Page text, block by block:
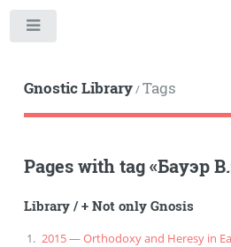
Gnostic Library/Tags
Pages with tag«Бауэр В.
Library/+ Not only Gnosis
2015 — Orthodoxy and Heresy in